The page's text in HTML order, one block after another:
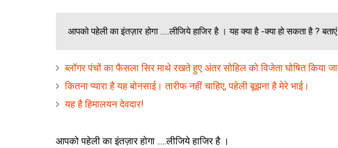
आपको पहेली का इंतज़ार होगा .....लीजिये हाजिर है । यह क्या है -क्या हो सकता है ?
ब्‍लॉगर पंचों का फैसला सिर माथे रखते हुए अंतर सोहिल को विजेता घोषित किया
कितना प्‍यारा है यह बोनसाई। तारीफ नहीं चाहिए, पहेली बूझना है मेरे भाई।
यह है हिमालयन देवदार!
आपको पहेली का इंतज़ार होगा .....लीजिये हाजिर है ।